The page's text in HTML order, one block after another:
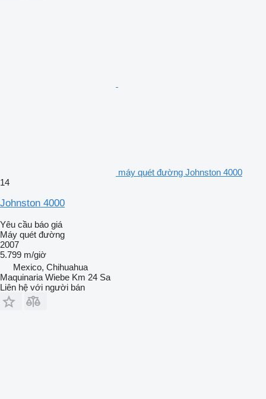
máy quét đường Johnston 4000
14
Johnston 4000
Yêu cầu báo giá
Máy quét đường
2007
5.799 m/giờ
Mexico, Chihuahua
Maquinaria Wiebe Km 24 Sa
Liên hệ với người bán